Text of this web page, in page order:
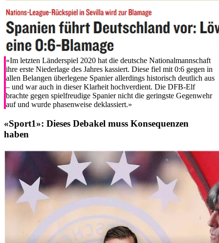
«Im letzten Länderspiel 2020 hat die deutsche Nationalmannschaft
ihre erste Niederlage des Jahres kassiert. Diese fiel mit 0:6 gegen in
allen Belangen überlegene Spanier allerdings historisch deutlich aus
– und war auch in dieser Klarheit hochverdient. Die DFB-Elf
brachte gegen spielfreudige Spanier nicht die geringste Gegenwehr
auf und wurde phasenweise deklassiert.»
«Sport1»: Dieses Debakel muss Konsequenzen
haben